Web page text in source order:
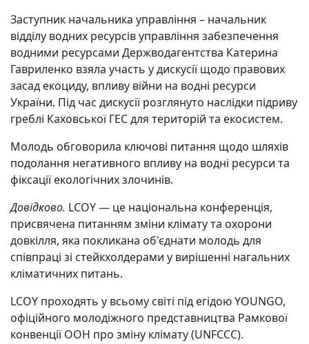
Заступник начальника управління – начальник
відділу водних ресурсів управління забезпечення
водними ресурсами Держводагентства Катерина
Гавриленко взяла участь у дискусії щодо правових
засад екоциду, впливу війни на водні ресурси
України. Під час дискусії розглянуто наслідки підриву
греблі Каховської ГЕС для територій та екосистем.
Молодь обговорила ключові питання щодо шляхів
подолання негативного впливу на водні ресурси та
фіксації екологічних злочинів.
Довідково. LCOY — це національна конференція,
присвячена питанням зміни клімату та охорони
довкілля, яка покликана об'єднати молодь для
співпраці зі стейкхолдерами у вирішенні нагальних
кліматичних питань.
LCOY проходять у всьому світі під егідою YOUNGO,
офіційного молодіжного представництва Рамкової
конвенції ООН про зміну клімату (UNFCCC).